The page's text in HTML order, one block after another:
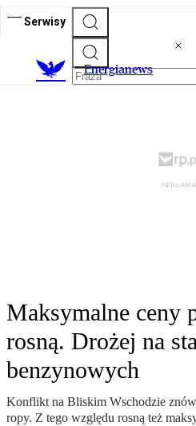
Serwisy
Energianews
Maksymalne ceny
rosną. Drożej na
benzynowych
Konflikt na Bliskim Wschodzie
ropy. Z tego względu rosną też